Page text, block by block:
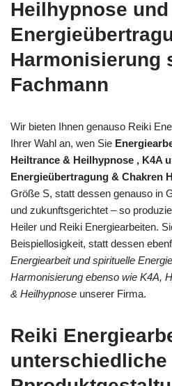
Heilhypnose
Harmonisierung
Fachmann
Wir bieten Ihnen genauso Reiki
Ihrer Wahl an, wen Sie
Heiltrance & Heilhypnose , K4A
Energieübertragung & Chakren
Größe S, statt dessen genauso in
und zukunftsgerichtet – so
Heiler und Reiki Energiearbeiten.
Beispiellosigkeit, statt dessen
Energiearbeit und spirituelle
Harmonisierung ebenso wie K4A,
& Heilhypnose unserer Firma.
Reiki
unterschiedliche